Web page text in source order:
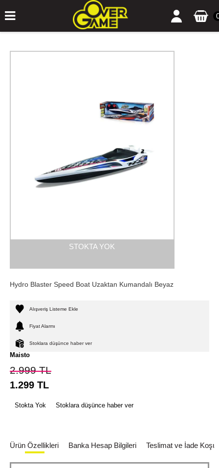
STOKTA YOK
Hydro Blaster Speed Boat Uzaktan Kumandalı Beyaz
Alışveriş Listeme Ekle
Fiyat Alarmı
Stoklara düşünce haber ver
Maisto
2.999TL
1.299 TL
Stokta Yok Stoklara düşünce haber ver
Ürün Özellikleri Banka Hesap Bilgileri Teslimat ve İade